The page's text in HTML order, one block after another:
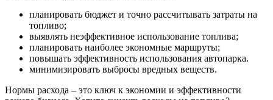
планировать бюджет и точно рассчитывать затраты на
топливо;
выявлять неэффективное использование топлива;
планировать наиболее экономные маршруты;
повышать эффективность использования автопарка.
минимизировать выбросы вредных веществ.
Нормы расхода – это ключ к экономии и эффективности